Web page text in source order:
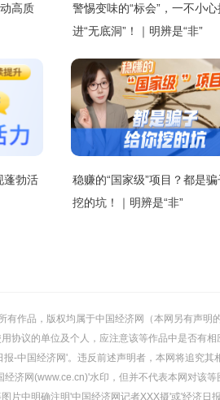
高质
警惕变味的“标会”，一不小心
进“无底洞”！｜明辨是“非”
蓬勃活
稳赚的“国家级”项目？都是骗
挖的坑！｜明辨是“非”
作品，版权均属于中国经济网（本网另有声明
协议的单位及个人，应注意该等作品中是否有
-中国经济网'。违反前述声明者，本网将追究其
济网(www.ce.cn)'水印，但并不代表本网对该
片中明确注明'中国经济网记者XXX摄'或'经济日